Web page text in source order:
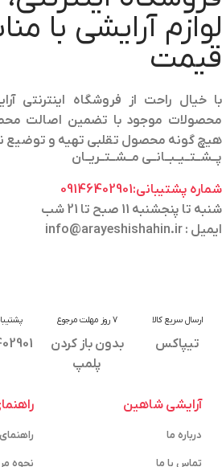
لوازم آرایشی با
قیمت
با خیال راحت از فروشگاه اینترنتی
محصولات موجود با تضمین اصالت
هیچ گونه محصول تقلبی تهیه و توضیع
پــشــتــیــبــانــی مــشــتــریــان
شماره پشتیبانی:09146402901
شنبه تا پنجشنبه 11 صبح تا 21 شب
ایمیل : info@arayeshishahin.ir
ارسال سریع کالا
تیپاکس
7 روز مهلت مرجوع
بدون باز کردن
پلمپ
آرایشی شاهین
درباره ما
تماس با ما نحوه